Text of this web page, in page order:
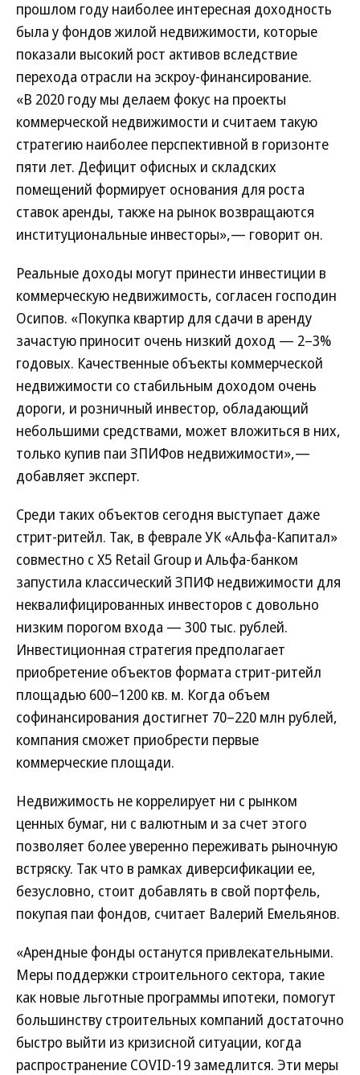
прошлом году наиболее интересная доходность
была у фондов жилой недвижимости, которые
показали высокий рост активов вследствие
перехода отрасли на эскроу-финансирование.
«В 2020 году мы делаем фокус на проекты
коммерческой недвижимости и считаем такую
стратегию наиболее перспективной в горизонте
пяти лет. Дефицит офисных и складских
помещений формирует основания для роста
ставок аренды, также на рынок возвращаются
институциональные инвесторы»,— говорит он.
Реальные доходы могут принести инвестиции в
коммерческую недвижимость, согласен господин
Осипов. «Покупка квартир для сдачи в аренду
зачастую приносит очень низкий доход — 2–3%
годовых. Качественные объекты коммерческой
недвижимости со стабильным доходом очень
дороги, и розничный инвестор, обладающий
небольшими средствами, может вложиться в них,
только купив паи ЗПИФов недвижимости»,—
добавляет эксперт.
Среди таких объектов сегодня выступает даже
стрит-ритейл. Так, в феврале УК «Альфа-Капитал»
совместно с X5 Retail Group и Альфа-банком
запустила классический ЗПИФ недвижимости для
неквалифицированных инвесторов с довольно
низким порогом входа — 300 тыс. рублей.
Инвестиционная стратегия предполагает
приобретение объектов формата стрит-ритейл
площадью 600–1200 кв. м. Когда объем
софинансирования достигнет 70–220 млн рублей,
компания сможет приобрести первые
коммерческие площади.
Недвижимость не коррелирует ни с рынком
ценных бумаг, ни с валютным и за счет этого
позволяет более уверенно переживать рыночную
встряску. Так что в рамках диверсификации ее,
безусловно, стоит добавлять в свой портфель,
покупая паи фондов, считает Валерий Емельянов.
«Арендные фонды останутся привлекательными.
Меры поддержки строительного сектора, такие
как новые льготные программы ипотеки, помогут
большинству строительных компаний достаточно
быстро выйти из кризисной ситуации, когда
распространение COVID-19 замедлится. Эти меры